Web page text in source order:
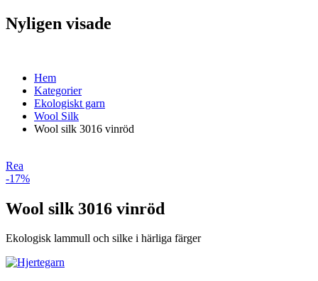
Nyligen visade
Hem
Kategorier
Ekologiskt garn
Wool Silk
Wool silk 3016 vinröd
Rea
-17%
Wool silk 3016 vinröd
Ekologisk lammull och silke i härliga färger